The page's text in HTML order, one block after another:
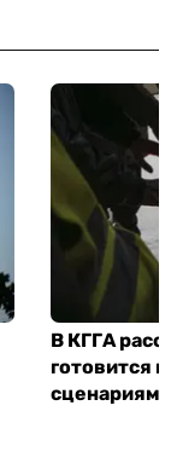
В КГГА
готовится
сценариям